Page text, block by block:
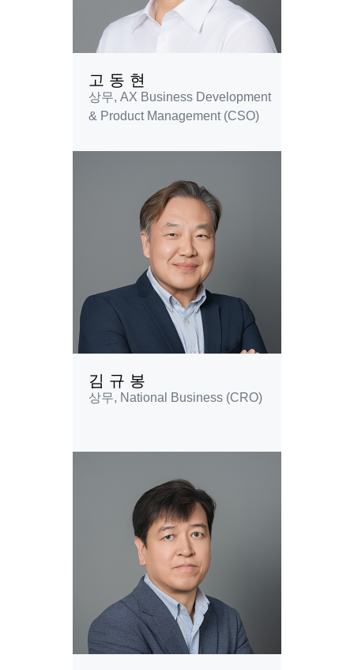
고 동 현
상무, AX Business Development
& Product Management (CSO)
김 규 봉
상무, National Business (CRO)